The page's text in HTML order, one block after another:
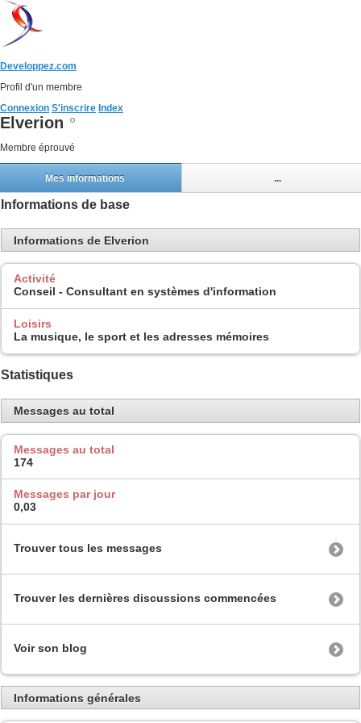
Developpez.com
Profil d'un membre
Connexion S'inscrire Index
Elverion
Membre éprouvé
Mes informations ...
Informations de base
Informations de Elverion
Activité
Conseil - Consultant en systèmes d'information
Loisirs
La musique, le sport et les adresses mémoires
Statistiques
Messages au total
Messages au total
174
Messages par jour
0,03
Trouver tous les messages
Trouver les dernières discussions commencées
Voir son blog
Informations générales